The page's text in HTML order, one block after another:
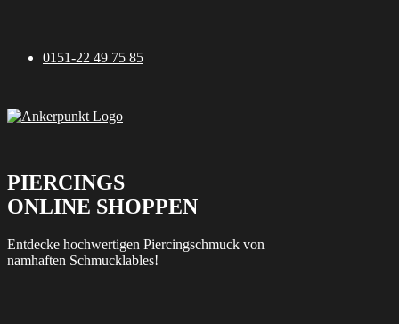
0151-22 49 75 85
PIERCINGS
ONLINE SHOPPEN
Entdecke hochwertigen Piercingschmuck von
namhaften Schmucklables!